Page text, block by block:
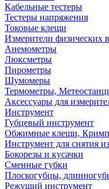
Кабельные тестеры
Тестеры напряжения
Токовые клещи
Измерители физических
Анемометры
Люксметры
Пирометры
Шумомеры
Термометры,
Аксессуары для
Инструмент
Губцевый инструмент
Обжимные клещи,
Инструмент для снятия
Бокорезы и кусачки
Сменные губки
Плоскогубцы,
Режущий инструмент